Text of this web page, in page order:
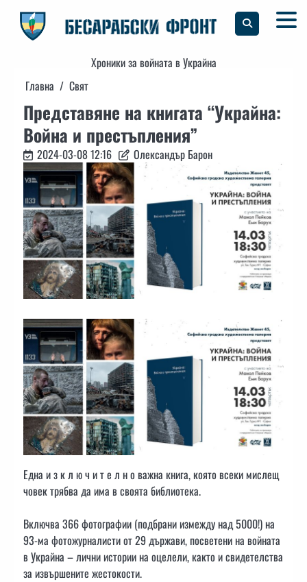
content
Хроники за войната в Украйна
Главна
Свят
Представяне на книгата “Украйна:
Война и престъпления”
2024-03-08 12:16 Олександър Барон
Една и з к л ю ч и т е л н о важна книга, която всеки мислещ
човек трябва да има в своята библиотека.
Включва 366 фотографии (подбрани измежду над 5000!) на
93-ма фотожурналисти от 29 държави, посветени на войната
в Украйна – лични истории на оцелели, както и свидетелства
за извършените жестокости.